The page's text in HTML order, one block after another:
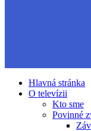
Hlavná stránka
O televízii
Kto sme
Povinné